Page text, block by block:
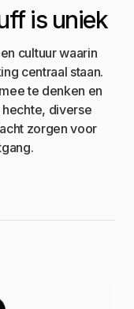
is uniek
cultuur waarin
centraal staan.
te denken en
diverse
zorgen voor